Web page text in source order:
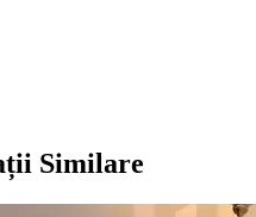
Similare